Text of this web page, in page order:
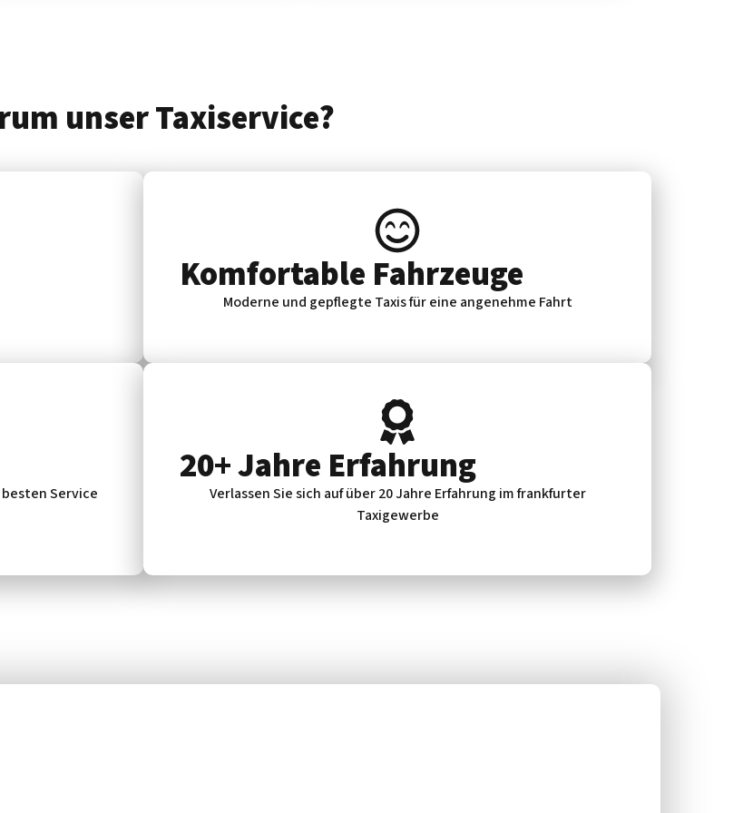
unser Taxiservice?
Komfortable Fahrzeuge
Moderne und gepflegte Taxis für eine angenehme Fahrt
Service
20+ Jahre Erfahrung
Verlassen Sie sich auf über 20 Jahre Erfahrung im frankfurter
Taxigewerbe